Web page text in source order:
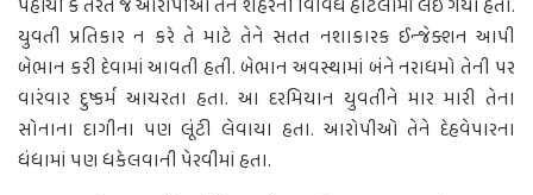
પહોંચી કે તરત જ આરોપીઓ તેને શહેરની વિવિધ હોટલોમાં લઈ ગયા હતા.
યુવતી પ્રતિકાર ન કરે તે માટે તેને સતત નશાકારક ઈન્જેક્શન આપી
બેભાન કરી દેવામાં આવતી હતી. બેભાન અવસ્થામાં બંને નરાધમો તેની પર
વારંવાર દુષ્કર્મ આચરતા હતા. આ દરમિયાન યુવતીને માર મારી તેના
સોનાના દાગીના પણ લૂંટી લેવાયા હતા. આરોપીઓ તેને દેહવેપારના
ધંધામાં પણ ધકેલવાની પેરવીમાં હતા.